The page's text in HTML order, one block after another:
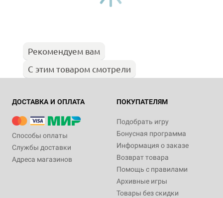
Рекомендуем вам
С этим товаром смотрели
ДОСТАВКА И ОПЛАТА
Способы оплаты
Службы доставки
Адреса магазинов
ПОКУПАТЕЛЯМ
Подобрать игру
Бонусная программа
Информация о заказе
Возврат товара
Помощь с правилами
Архивные игры
Товары без скидки